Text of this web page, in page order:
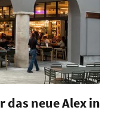
das neue Alex in